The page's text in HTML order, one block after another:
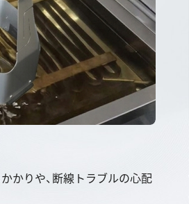
かりや、断線トラブルの心配